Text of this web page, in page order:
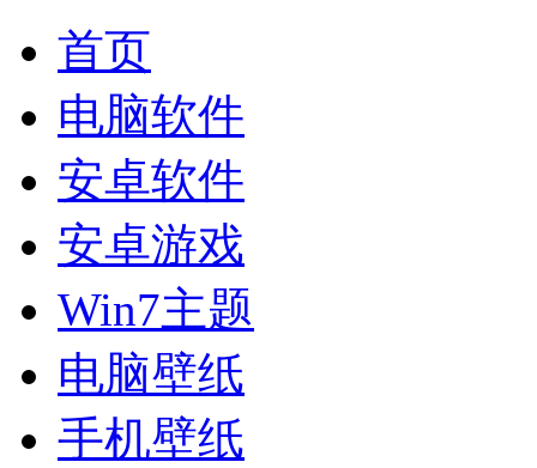
首页
电脑软件
安卓软件
安卓游戏
Win7主题
电脑壁纸
手机壁纸